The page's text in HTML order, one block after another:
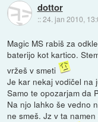
dottor
::24. jan 2010,
Magic MS rabiš za
baterijo kot kartico.
vržeš v smeti
Je kar nekaj vodičel na
Samo te opozarjam da
Na njo lahko še vedno
ne smeš. Jz v ta